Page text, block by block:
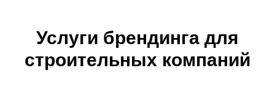
Услуги брендинга для
строительных компаний